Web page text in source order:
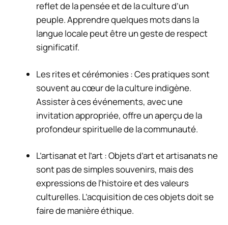
reflet de la pensée et de la culture d’un
peuple. Apprendre quelques mots dans la
langue locale peut être un geste de respect
significatif.
Les rites et cérémonies : Ces pratiques sont
souvent au cœur de la culture indigène.
Assister à ces événements, avec une
invitation appropriée, offre un aperçu de la
profondeur spirituelle de la communauté.
L’artisanat et l’art : Objets d’art et artisanats ne
sont pas de simples souvenirs, mais des
expressions de l’histoire et des valeurs
culturelles. L’acquisition de ces objets doit se
faire de manière éthique.